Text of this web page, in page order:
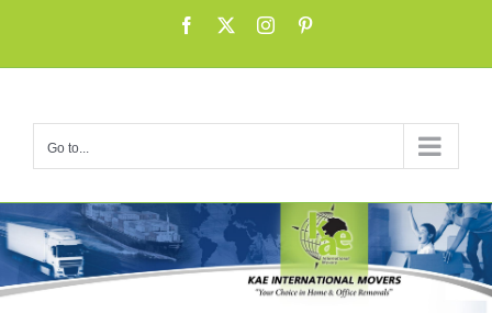
content
Facebook Instagram
Go to...